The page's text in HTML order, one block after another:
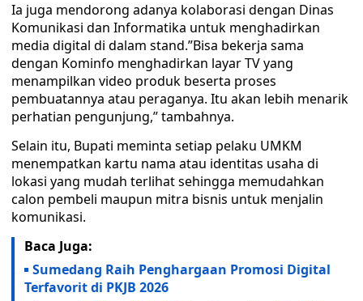
Ia juga mendorong adanya kolaborasi dengan Dinas
Komunikasi dan Informatika untuk menghadirkan
media digital di dalam stand.”Bisa bekerja sama
dengan Kominfo menghadirkan layar TV yang
menampilkan video produk beserta proses
pembuatannya atau peraganya. Itu akan lebih menarik
perhatian pengunjung,” tambahnya.
Selain itu, Bupati meminta setiap pelaku UMKM
menempatkan kartu nama atau identitas usaha di
lokasi yang mudah terlihat sehingga memudahkan
calon pembeli maupun mitra bisnis untuk menjalin
komunikasi.
Baca Juga:
Sumedang Raih Penghargaan Promosi Digital
Terfavorit di PKJB 2026